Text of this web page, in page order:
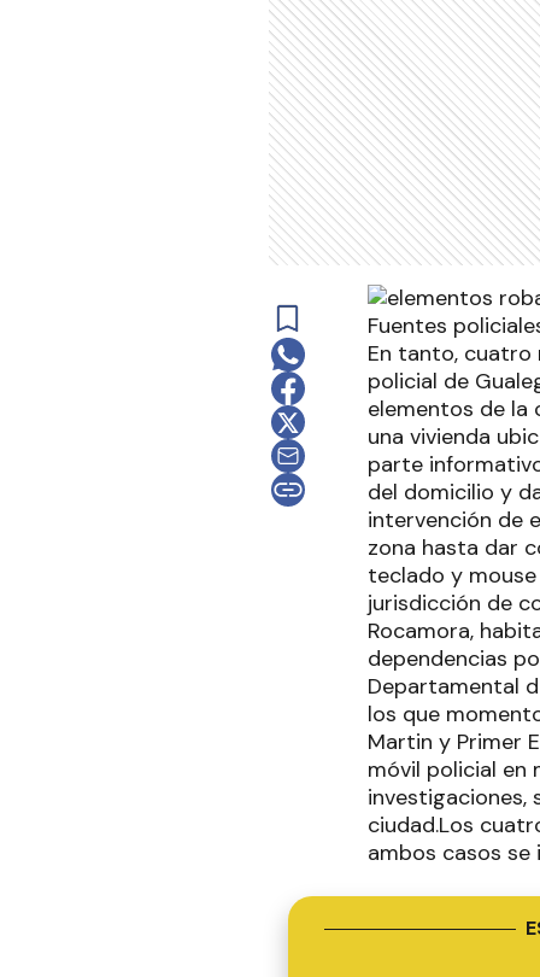
Fuentes
En tanto, cuatro
policial de
elementos de la
una vivienda
parte
del domicilio y
intervención de
zona hasta dar
teclado y
jurisdicción de
Rocamora,
dependencias
Departamental
los que
Martin y Primer
móvil policial en
investigaciones,
ciudad.Los
ambos casos